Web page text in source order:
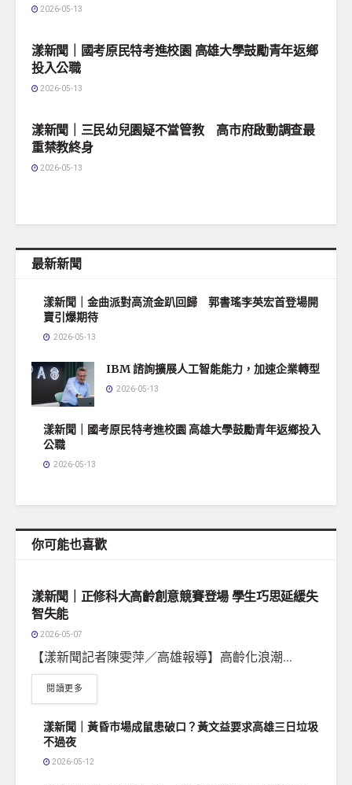
2026-05-13
漾新聞｜國考原民特考進校園 高雄大學鼓勵青年返鄉
投入公職
2026-05-13
漾新聞｜三民幼兒園疑不當管教 高市府啟動調查最
重禁教終身
2026-05-13
最新新聞
漾新聞｜金曲派對高流金趴回歸 郭書瑤李英宏首登場開
賣引爆期待
2026-05-13
IBM 諮詢擴展人工智能能力，加速企業轉型
2026-05-13
漾新聞｜國考原民特考進校園 高雄大學鼓勵青年返鄉投入
公職
2026-05-13
你可能也喜歡
漾新聞｜正修科大高齡創意競賽登場 學生巧思延緩失
智失能
2026-05-07
【漾新聞記者陳雯萍／高雄報導】高齡化浪潮...
閱讀更多
漾新聞｜黃昏市場成鼠患破口？黃文益要求高雄三日垃圾
不過夜
2026-05-12